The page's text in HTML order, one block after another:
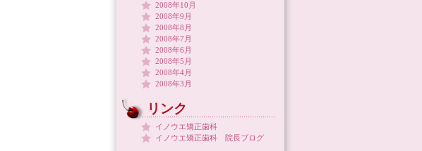
2008年10月
2008年9月
2008年8月
2008年7月
2008年6月
2008年5月
2008年4月
2008年3月
リンク
イノウエ矯正歯科
イノウエ矯正歯科 院長ブログ